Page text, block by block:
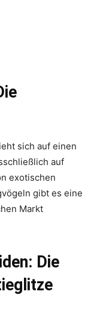
sich auf einen
auf
exotischen
gibt es eine
Markt
Die